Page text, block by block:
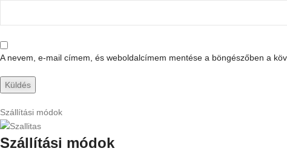
A nevem, e-mail címem, és weboldalcímem mentése a böngészőben a
Szállítási módok
Szállítási módok